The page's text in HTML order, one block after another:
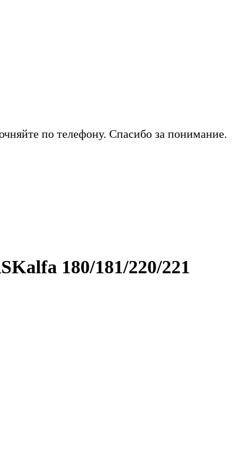
по телефону. Спасибо за понимание.
180/181/220/221